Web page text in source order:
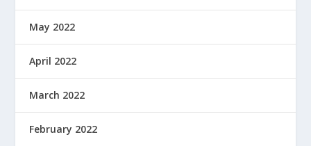
May 2022
April 2022
March 2022
February 2022